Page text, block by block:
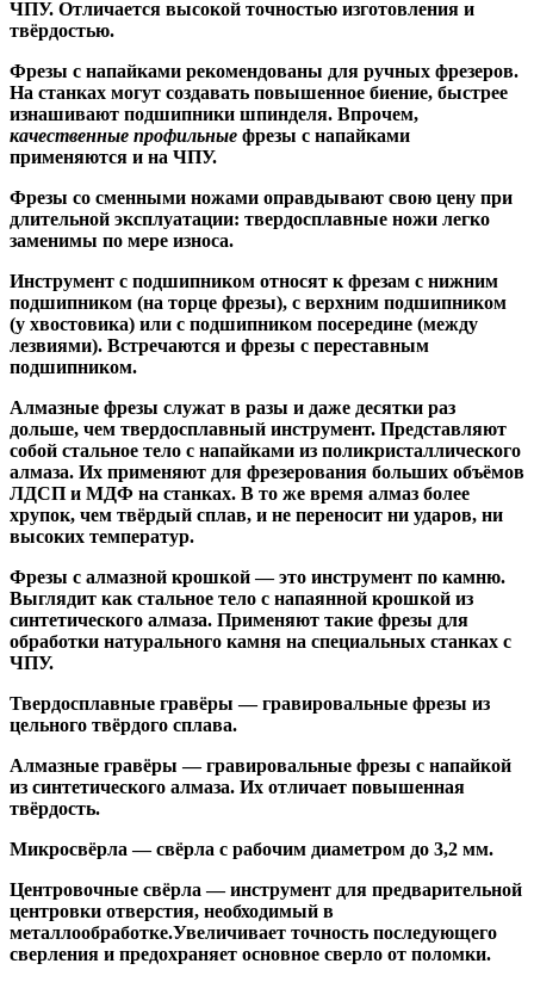
ЧПУ. Отличается высокой точностью изготовления и
твёрдостью.
Фрезы с напайками рекомендованы для ручных фрезеров.
На станках могут создавать повышенное биение, быстрее
изнашивают подшипники шпинделя. Впрочем,
качественные профильные фрезы с напайками
применяются и на ЧПУ.
Фрезы со сменными ножами оправдывают свою цену при
длительной эксплуатации: твердосплавные ножи легко
заменимы по мере износа.
Инструмент с подшипником относят к фрезам с нижним
подшипником (на торце фрезы), с верхним подшипником
(у хвостовика) или с подшипником посередине (между
лезвиями). Встречаются и фрезы с переставным
подшипником.
Алмазные фрезы служат в разы и даже десятки раз
дольше, чем твердосплавный инструмент. Представляют
собой стальное тело с напайками из поликристаллического
алмаза. Их применяют для фрезерования больших объёмов
ЛДСП и МДФ на станках. В то же время алмаз более
хрупок, чем твёрдый сплав, и не переносит ни ударов, ни
высоких температур.
Фрезы с алмазной крошкой— это инструмент по камню.
Выглядит как стальное тело с напаянной крошкой из
синтетического алмаза. Применяют такие фрезы для
обработки натурального камня на специальных станках с
ЧПУ.
Твердосплавные гравёры — гравировальные фрезы из
цельного твёрдого сплава.
Алмазные гравёры — гравировальные фрезы с напайкой
из синтетического алмаза. Их отличает повышенная
твёрдость.
Микросвёрла — свёрла с рабочим диаметром до 3,2 мм.
Центровочные свёрла — инструмент для предварительной
центровки отверстия, необходимый в
металлообработке.Увеличивает точность последующего
сверления и предохраняет основное сверло от поломки.